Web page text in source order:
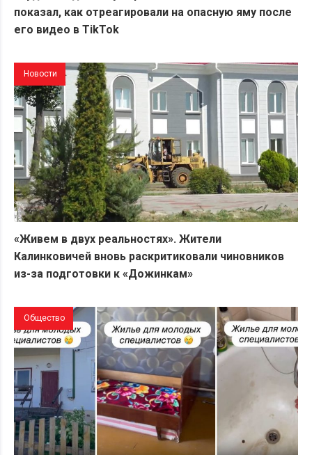
показал, как отреагировали на опасную яму после
его видео в TikTok
Новости
«Живем в двух реальностях». Жители
Калинковичей вновь раскритиковали чиновников
из-за подготовки к «Дожинкам»
Общество